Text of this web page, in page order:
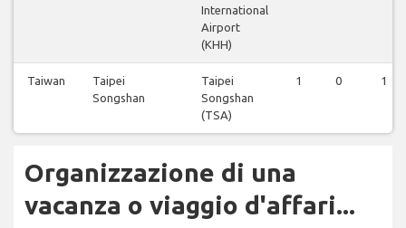
International
Airport
(KHH)
Taiwan
Taipei
Songshan
Taipei
Songshan
(TSA)
1 0 1
Organizzazione di una
vacanza o viaggio d'affari...